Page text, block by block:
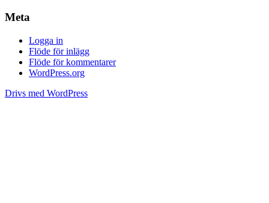
Meta
Logga in
Flöde för inlägg
Flöde för kommentarer
WordPress.org
Drivs med WordPress